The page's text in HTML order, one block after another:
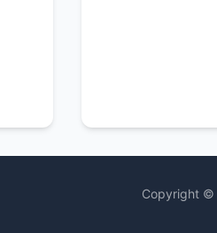
Copyright ©